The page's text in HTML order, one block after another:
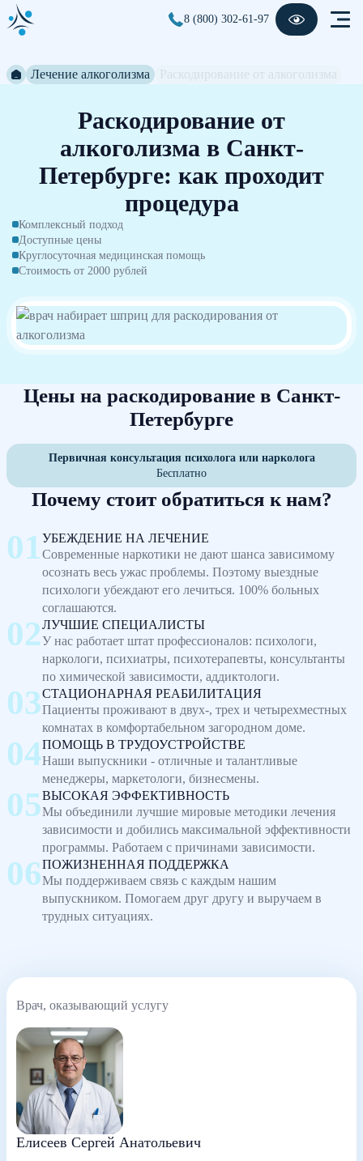
8 (800) 302-61-97
Лечение алкоголизма
Раскодирование от
алкоголизма в Санкт-
Петербурге: как проходит
процедура
Комплексный подход
Доступные цены
Круглосуточная медицинская помощь
Стоимость от 2000 рублей
Цены на раскодирование в Санкт-
Петербурге
Первичная консультация психолога или нарколога
Бесплатно
Почему стоит обратиться к нам?
УБЕЖДЕНИЕ НА ЛЕЧЕНИЕ
Современные наркотики не дают шанса зависимому
осознать весь ужас проблемы. Поэтому выездные
психологи убеждают его лечиться. 100% больных
соглашаются.
ЛУЧШИЕ СПЕЦИАЛИСТЫ
У нас работает штат профессионалов: психологи,
наркологи, психиатры, психотерапевты, консультанты
по химической зависимости, аддиктологи.
СТАЦИОНАРНАЯ РЕАБИЛИТАЦИЯ
Пациенты проживают в двух-, трех и четырехместных
комнатах в комфортабельном загородном доме.
ПОМОЩЬ В ТРУДОУСТРОЙСТВЕ
Наши выпускники - отличные и талантливые
менеджеры, маркетологи, бизнесмены.
ВЫСОКАЯ ЭФФЕКТИВНОСТЬ
Мы объединили лучшие мировые методики лечения
зависимости и добились максимальной эффективности
программы. Работаем с причинами зависимости.
ПОЖИЗНЕННАЯ ПОДДЕРЖКА
Мы поддерживаем связь с каждым нашим
выпускником. Помогаем друг другу и выручаем в
трудных ситуациях.
Врач, оказывающий услугу
Елисеев Сергей Анатольевич